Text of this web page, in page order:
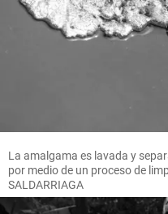
La amalgama es lavada y
por medio de un proceso de
SALDARRIAGA